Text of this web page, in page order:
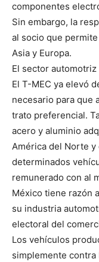
componentes
Sin embargo, la
al socio que
Asia y Europa.
El sector
El T-MEC ya elevó
necesario para que
trato preferencial.
acero y aluminio
América del Norte y
determinados
remunerado con al
México tiene razón
su industria
electoral del
Los vehículos
simplemente contra